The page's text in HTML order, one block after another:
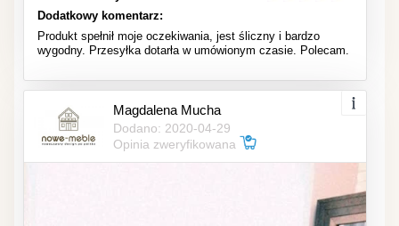
Dodatkowy komentarz:
Produkt spełnił moje oczekiwania, jest śliczny i bardzo
wygodny. Przesyłka dotarła w umówionym czasie. Polecam.
Magdalena Mucha
Dodano: 2020-04-29
Opinia zweryfikowana